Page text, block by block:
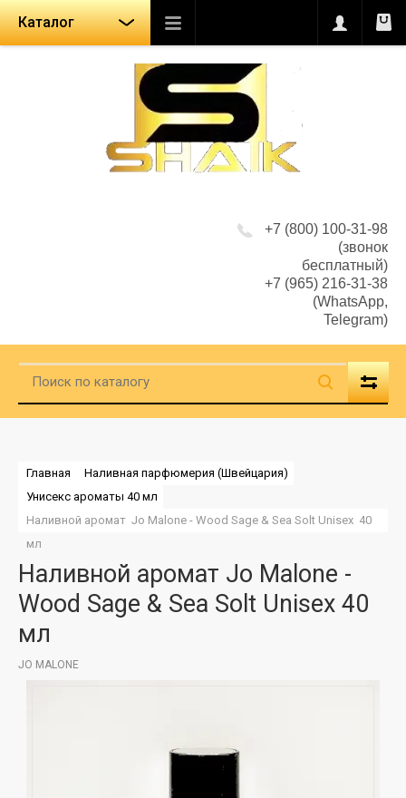
Каталог
+7 (800) 100-31-98
(звонок
бесплатный)
+7 (965) 216-31-38
(WhatsApp,
Telegram)
Главная
Наливная парфюмерия (Швейцария)
Унисекс ароматы 40 мл
Наливной аромат  Jo Malone - Wood Sage & Sea Solt Unisex  40
мл
Наливной аромат Jo Malone -
Wood Sage & Sea Solt Unisex 40
мл
JO MALONE